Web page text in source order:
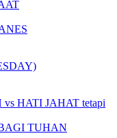
HATI JAHAT tetapi
TUHAN